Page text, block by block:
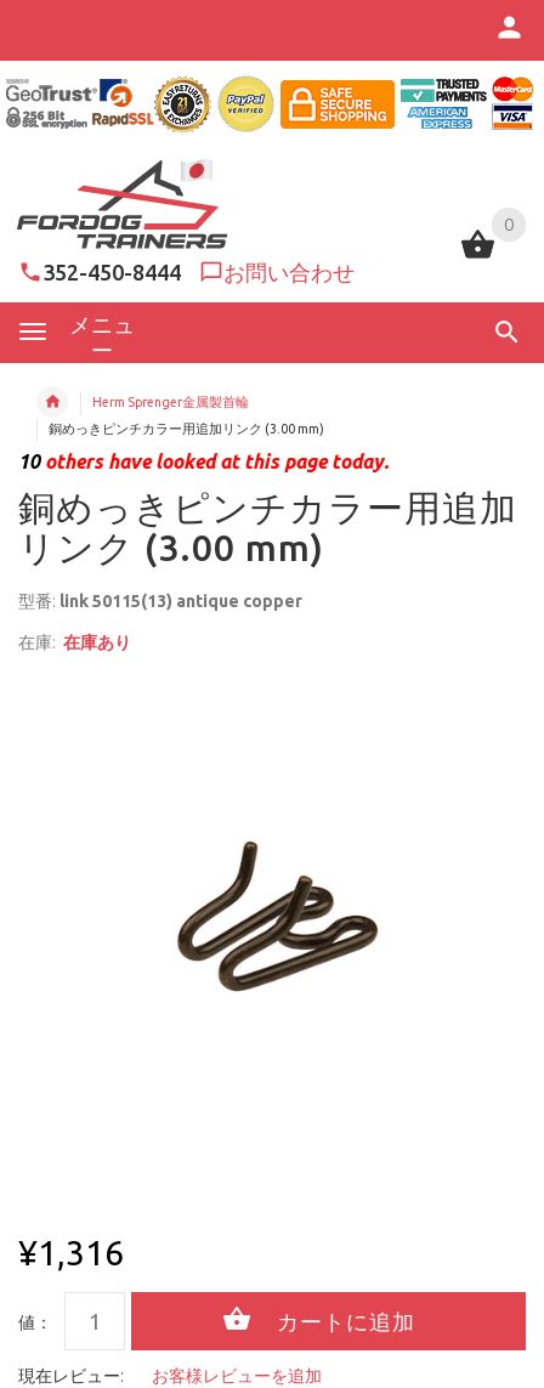
0
352-450-8444 お問い合わせ
メニュ
ー
0
Herm Sprenger金属製首輪
銅めっきピンチカラー用追加リンク (3.00 mm)
10others have looked at this page today.
銅めっきピンチカラー用追加
リンク (3.00 mm)
型番: link 50115(13) antique copper
在庫: 在庫あり
¥1,316
値：
現在レビュー: お客様レビューを追加